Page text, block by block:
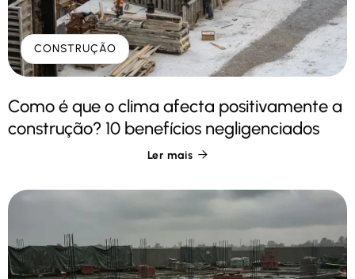
CONSTRUÇÃO
Como é que o clima afecta positivamente a
construção? 10 benefícios negligenciados
Ler mais 